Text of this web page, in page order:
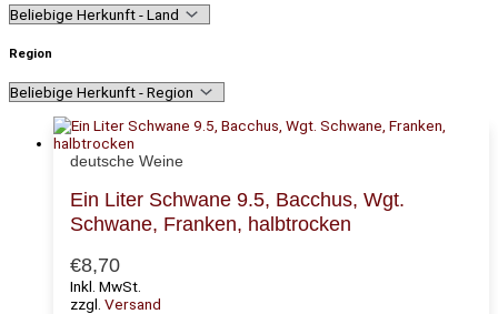
Region
deutsche Weine
Ein Liter Schwane 9.5, Bacchus, Wgt.
Schwane, Franken, halbtrocken
€8,70
Inkl. MwSt.
zzgl. Versand